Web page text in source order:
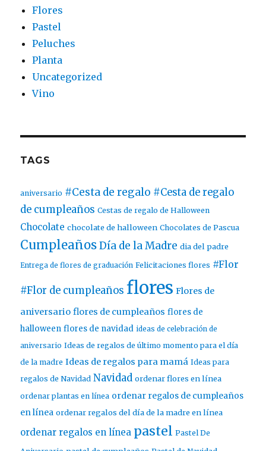
Flores
Pastel
Peluches
Planta
Uncategorized
Vino
TAGS
aniversario #Cesta de regalo #Cesta de regalo
de cumpleaños Cestas de regalo de Halloween
Chocolate chocolate de halloween Chocolates de Pascua
Cumpleaños Día de la Madre dia del padre
Entrega de flores de graduación Felicitaciones flores #Flor
#Flor de cumpleaños flores Flores de
aniversario flores de cumpleaños flores de
halloween flores de navidad ideas de celebración de
aniversario Ideas de regalos de último momento para el día
de la madre Ideas de regalos para mamá Ideas para
regalos de Navidad Navidad ordenar flores en línea
ordenar plantas en línea ordenar regalos de cumpleaños
en línea ordenar regalos del día de la madre en línea
ordenar regalos en línea pastel Pastel De